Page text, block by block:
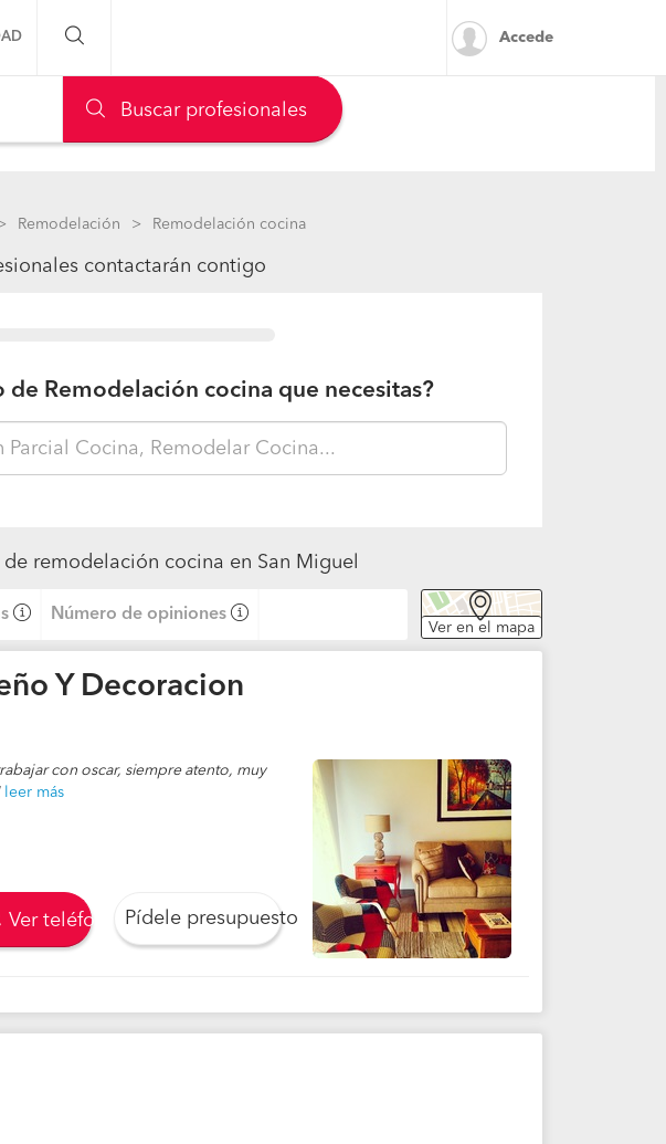
a la comunidad
de fotos
Accede
Buscar profesionales
Remodelación Remodelación cocina
contactarán contigo
Remodelación cocina que necesitas?
remodelación cocina en San Miguel
Número de opiniones
Ver en el mapa
Y Decoracion
con oscar, siempre atento, muy
leer más
Ver teléfono Pídele presupuesto